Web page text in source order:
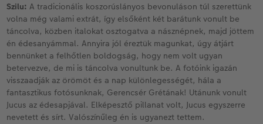
Szilu: A tradicionális koszorúslányos bevonuláson túl szerettünk
volna még valami extrát, így elsőként két barátunk vonult be
táncolva, közben italokat osztogatva a násznépnek, majd jöttem
én édesanyámmal. Annyira jól éreztük magunkat, úgy átjárt
bennünket a felhőtlen boldogság, hogy nem volt ugyan
betervezve, de mi is táncolva vonultunk be. A fotóink igazán
visszaadják az örömöt és a nap különlegességét, hála a
fantasztikus fotósunknak, Gerencsér Grétának! Utánunk vonult
Jucus az édesapjával. Elképesztő pillanat volt, Jucus egyszerre
nevetett és sírt. Valószínűleg én is ugyanezt tettem.